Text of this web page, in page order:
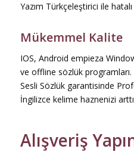
Yazım Türkçeleştirici ile
Mükemmel Kalite
IOS, Android empieza
ve offline sözlük programları.
Sesli Sözlük garantisinde
İngilizce kelime haznenizi
Alışveriş